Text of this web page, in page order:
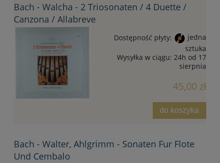
Bach - Walcha - 2 Triosonaten / 4 Duette /
Canzona / Allabreve
Dostępność płyty:
jedna
sztuka
Wysyłka w ciągu: 24h od 17
sierpnia
45,00 zł
do koszyka
Bach - Walter, Ahlgrimm - Sonaten Fur Flote
Und Cembalo